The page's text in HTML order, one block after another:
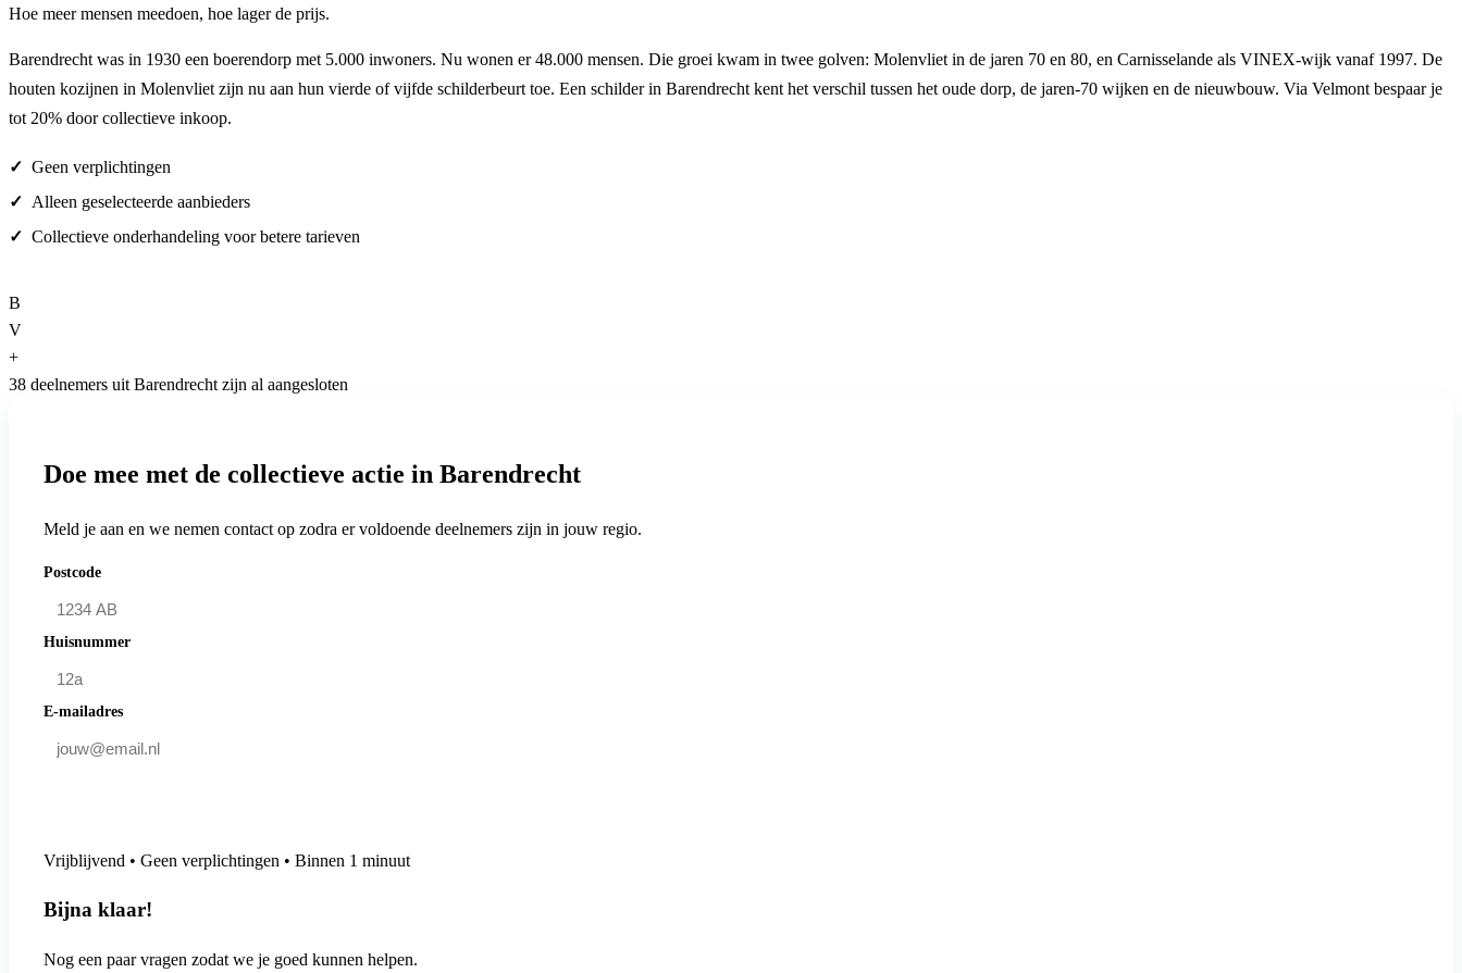
Hoe meer mensen meedoen, hoe lager de prijs.
Barendrecht was in 1930 een boerendorp met 5.000 inwoners. Nu wonen er 48.000 mensen. Die groei kwam in twee golven: Molenvliet in de jaren 70 en 80, en Carnisselande als VINEX-wijk vanaf 1997. De
houten kozijnen in Molenvliet zijn nu aan hun vierde of vijfde schilderbeurt toe. Een schilder in Barendrecht kent het verschil tussen het oude dorp, de jaren-70 wijken en de nieuwbouw. Via Velmont bespaar je
tot 20% door collectieve inkoop.
Geen verplichtingen
Alleen geselecteerde aanbieders
Collectieve onderhandeling voor betere tarieven
B
V
+
38 deelnemers uit Barendrecht zijn al aangesloten
Doe mee met de collectieve actie in Barendrecht
Meld je aan en we nemen contact op zodra er voldoende deelnemers zijn in jouw regio.
Postcode
Huisnummer
E-mailadres
Vrijblijvend • Geen verplichtingen • Binnen 1 minuut
Bijna klaar!
Nog een paar vragen zodat we je goed kunnen helpen.